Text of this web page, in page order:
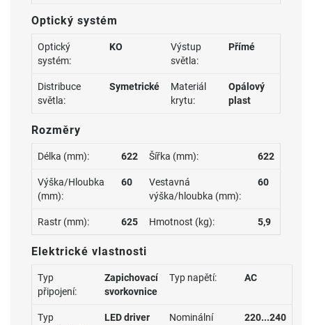
Optický systém
Optický
systém:
KO
Výstup
světla:
Přímé
Distribuce
světla:
Symetrické
Materiál
krytu:
Opálový
plast
Rozměry
Délka (mm): 622 Šířka (mm): 622
Výška/Hloubka
(mm):
60
Vestavná
výška/hloubka (mm):
60
Rastr (mm): 625 Hmotnost (kg): 5,9
Elektrické vlastnosti
Typ
připojení:
Zapichovací
svorkovnice
Typ napětí: AC
Typ
LED driver
Nominální
220...240